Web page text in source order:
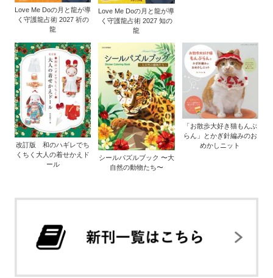
Love Me Doの月と龍が導
く守護龍占術 2027 祈の
龍
Love Me Doの月と龍が導
く守護龍占術 2027 知の
龍
改訂版 和のハギレでち
くちく大人の着せかえド
ール
シールパズルブック 〜大
自然の動物たち〜
「お散歩大好き猫もんぶ
らん」とかぎ針編みのお
めかしニット